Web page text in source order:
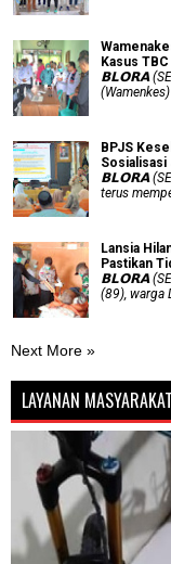
Kasus TBC
𝗕𝗟𝗢𝗥𝗔
(Wamenkes)
BPJS
Sosialisasi
𝗕𝗟𝗢𝗥𝗔
terus
Lansia
Pastikan
𝗕𝗟𝗢𝗥𝗔
(89), warga
Next More »
LAYANAN MASYARAKAT